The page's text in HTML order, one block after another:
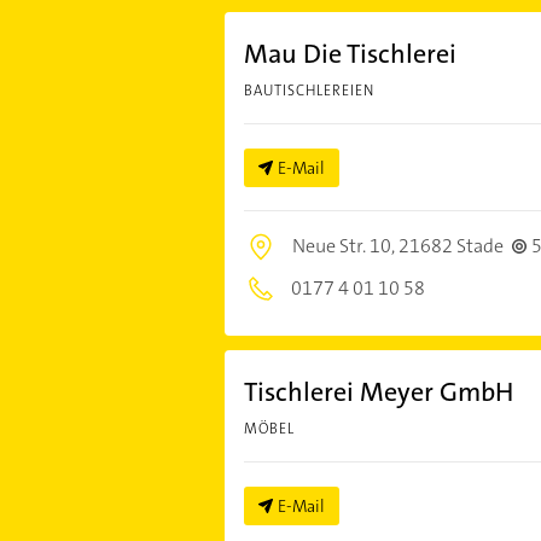
Mau Die Tischlerei
BAUTISCHLEREIEN
E-Mail
Neue Str. 10,21682 Stade
0177 4 01 10 58
Tischlerei Meyer GmbH
MÖBEL
E-Mail